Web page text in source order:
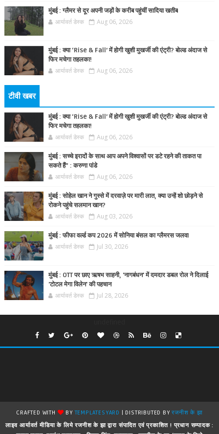
मुंबई : ग्लैमर से दूर अपनी जड़ों के करीब पहुंचीं सादिया खतीब
आर्यावर्त डेस्क Aug 06, 2026
मुंबई : क्या ‘Rise & Fall’ में होगी खुशी मुखर्जी की एंट्री? बोल्ड अंदाज से
फिर मचेगा तहलका!
आर्यावर्त डेस्क Aug 06, 2026
टीवी खबर
मुंबई : क्या ‘Rise & Fall’ में होगी खुशी मुखर्जी की एंट्री? बोल्ड अंदाज से
फिर मचेगा तहलका!
आर्यावर्त डेस्क Aug 06, 2026
मुंबई : सच्चे इरादों के साथ आप अपने विश्वासों पर डटे रहने की ताकत पा
सकते हैं” : करुणा पांडे
आर्यावर्त डेस्क Aug 06, 2026
मुंबई : सोहेल खान ने गुस्से में दरवाज़े पर मारी लात, क्या उन्हें शो छोड़ने से
रोकने पहुंचे सलमान खान?
आर्यावर्त डेस्क Aug 03, 2026
मुंबई : फीफा वर्ल्ड कप 2026 में सोनिया बंसल का ग्लैमरस जलवा
आर्यावर्त डेस्क Jul 30, 2026
मुंबई : OTT पर छाए ऋषभ साहनी, 'नागबंधन' में दमदार डबल रोल ने दिलाई
'टोटल मेगा विलेन' की पहचान
आर्यावर्त डेस्क Jul 28, 2026
CRAFTED WITH BYTEMPLATESYARD | DISTRIBUTED BYरजनीश के झा
लाइव आर्यावर्त मीडिया के लिये रजनीश के झा द्वारा संपादित एवं प्रकाशित ! प्रधान सम्पादक :